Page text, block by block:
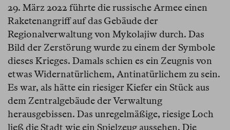
29. März 2022 führte die russische Armee einen
Raketenangriff auf das Gebäude der
Regionalverwaltung von Mykolajiw durch. Das
Bild der Zerstörung wurde zu einem der Symbole
dieses Krieges. Damals schien es ein Zeugnis von
etwas Widernatürlichem, Antinatürlichem zu sein.
Es war, als hätte ein riesiger Kiefer ein Stück aus
dem Zentralgebäude der Verwaltung
herausgebissen. Das unregelmäßige, riesige Loch
ließ die Stadt wie ein Spielzeug aussehen. Die